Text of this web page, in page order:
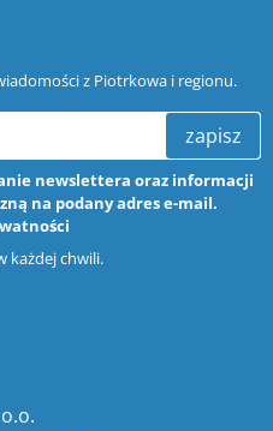
z Piotrkowa i regionu.
zapisz
newslettera oraz informacji
na podany adres e-mail.
każdej chwili.